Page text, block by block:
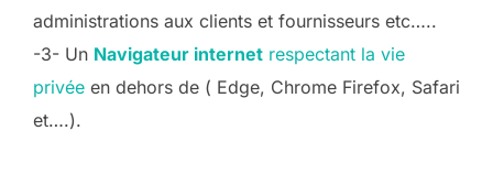
administrations aux clients et fournisseurs etc…..
-3- Un Navigateur internet respectant la vie
privée en dehors de ( Edge, Chrome Firefox, Safari
et….).